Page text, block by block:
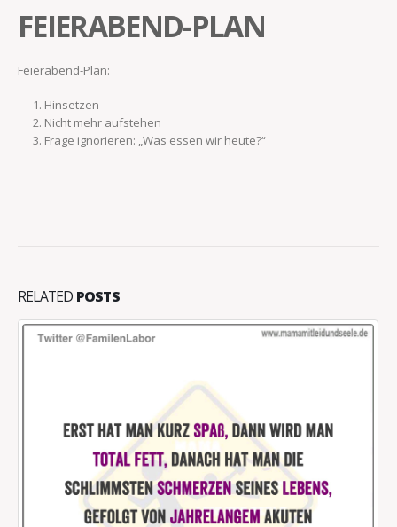
FEIERABEND-PLAN
Feierabend-Plan:
Hinsetzen
Nicht mehr aufstehen
Frage ignorieren: „Was essen wir heute?“
RELATED POSTS